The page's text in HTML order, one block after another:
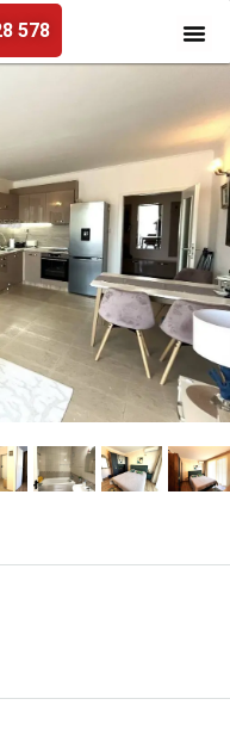
578